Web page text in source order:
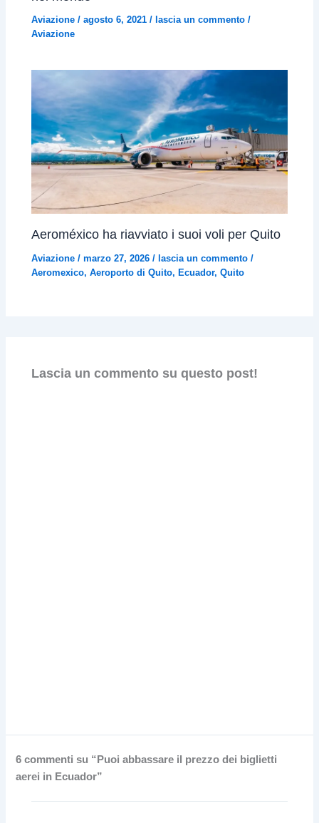
Aviazione /agosto 6, 2021/ lascia un commento /
Aviazione
Aeroméxico ha riavviato i suoi voli per Quito
Aviazione /marzo 27, 2026/lascia un commento /
Aeromexico,Aeroporto di Quito,Ecuador,Quito
Lascia un commento su questo post!
6 commenti su “Puoi abbassare il prezzo dei biglietti
aerei in Ecuador”